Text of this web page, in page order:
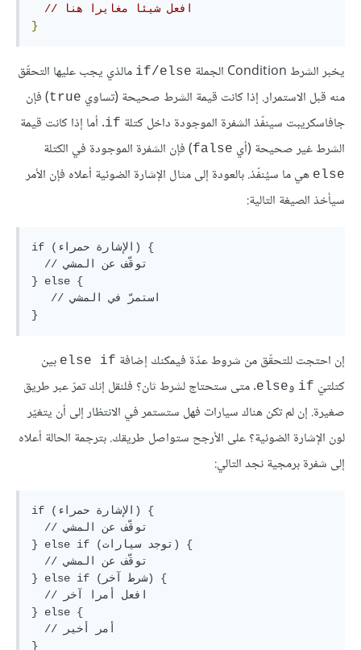
// افعل شيئا مغايرا هنا
}
يخبر الشرط Condition الجملة if/else مالذي يجب عليها التحقّق
منه قبل الاستمرار. إذا كانت قيمة الشرط صحيحة (تساوي true) فإن
جافاسكريبت سينفّذ الشفرة الموجودة داخل كتلة if. أما إذا كانت قيمة
الشرط غير صحيحة (أي false) فإن الشفرة الموجودة في الكتلة
else هي ما سيُنفّذ. بالعودة إلى مثال الإشارة الضوئية أعلاه فإن الأمر
سيأخذ الصيغة التالية:
if (الإشارة حمراء) {
} else {
إن احتجت للتحقّق من شروط عدّة فيمكنك إضافة else if بين
كتلتيْ if وelse. متى ستحتاج لشرط ثان؟ فلنقل إنك تمرّ عبر طريق
صغيرة. إن لم تكن هناك سيارات فهل ستستمر في الانتظار إلى أن يتغيّر
لون الإشارة الضوئية؟ على الأرجح ستواصل طريقك. بترجمة الحالة أعلاه
إلى شفرة برمجية نجد التالي:
if (الإشارة حمراء) {
} else if (توجد سيارات) {
} else if (شرط آخر) {
} else {